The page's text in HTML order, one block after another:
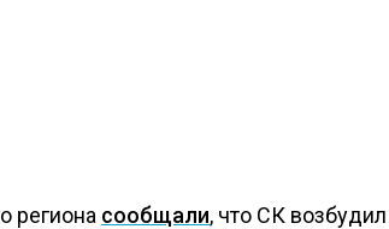
региона сообщали, что СК